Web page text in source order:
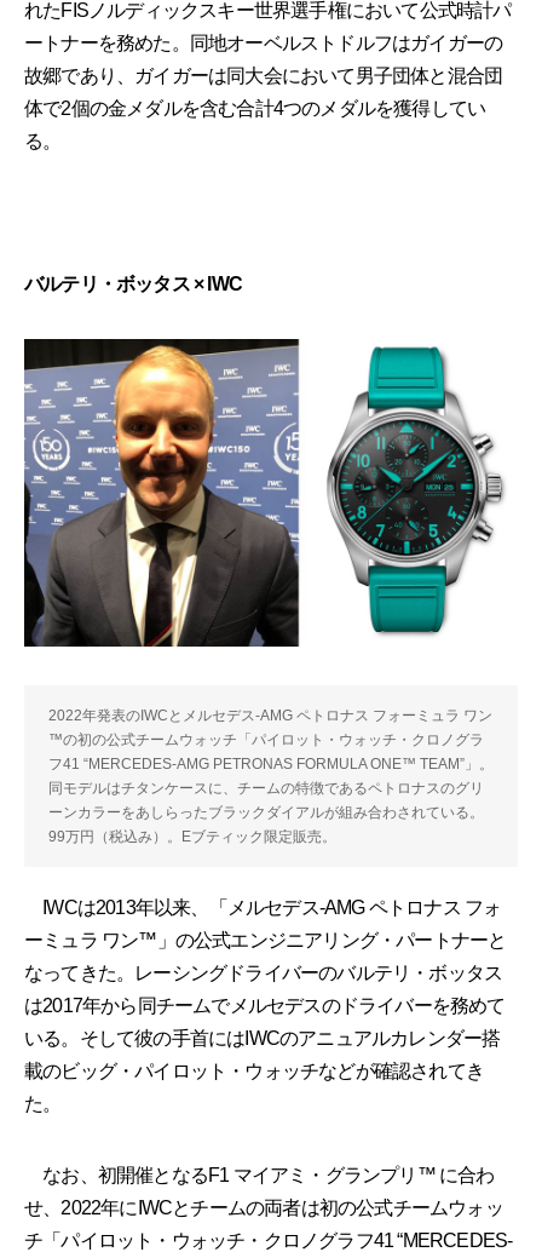
れたFISノルディックスキー世界選手権において公式時計パ
ートナーを務めた。同地オーベルストドルフはガイガーの
故郷であり、ガイガーは同大会において男子団体と混合団
体で2個の金メダルを含む合計4つのメダルを獲得してい
る。
バルテリ・ボッタス × IWC
2022年発表のIWCとメルセデス-AMG ペトロナス フォーミュラ ワン
™の初の公式チームウォッチ「パイロット・ウォッチ・クロノグラ
フ41 “MERCEDES-AMG PETRONAS FORMULA ONE™ TEAM”」。
同モデルはチタンケースに、チームの特徴であるペトロナスのグリ
ーンカラーをあしらったブラックダイアルが組み合わされている。
99万円（税込み）。Eブティック限定販売。
IWCは2013年以来、「メルセデス-AMG ペトロナス フォ
ーミュラ ワン™」の公式エンジニアリング・パートナーと
なってきた。レーシングドライバーのバルテリ・ボッタス
は2017年から同チームでメルセデスのドライバーを務めて
いる。そして彼の手首にはIWCのアニュアルカレンダー搭
載のビッグ・パイロット・ウォッチなどが確認されてき
た。
なお、初開催となるF1 マイアミ・グランプリ™ に合わ
せ、2022年にIWCとチームの両者は初の公式チームウォッ
チ「パイロット・ウォッチ・クロノグラフ41 “MERCEDES-